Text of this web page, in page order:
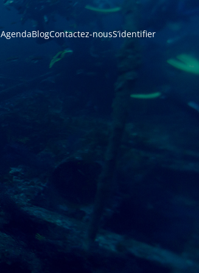
AgendaBlogContactez-nousS’identifier